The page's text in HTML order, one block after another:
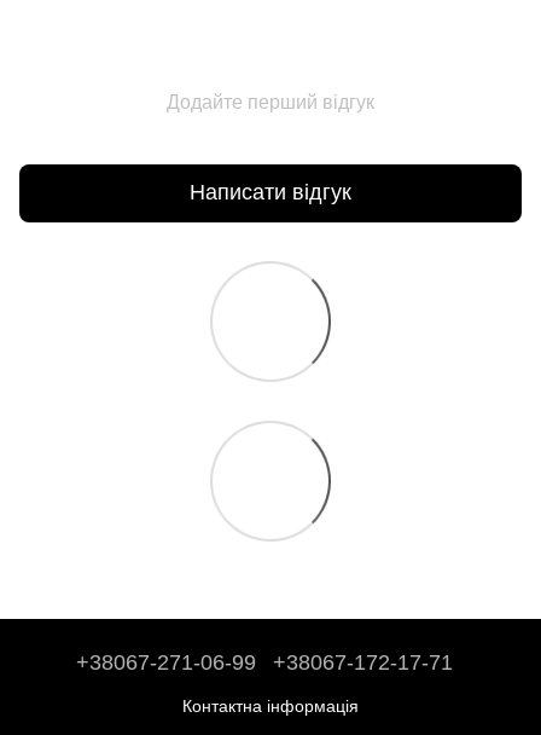
Додайте перший відгук
Написати відгук
+38067-271-06-99 +38067-172-17-71
Контактна інформація